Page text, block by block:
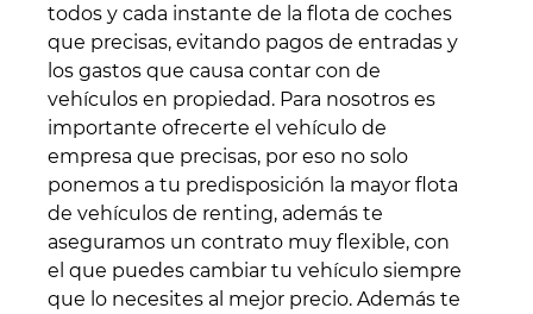
todos y cada instante de la flota de coches
que precisas, evitando pagos de entradas y
los gastos que causa contar con de
vehículos en propiedad. Para nosotros es
importante ofrecerte el vehículo de
empresa que precisas, por eso no solo
ponemos a tu predisposición la mayor flota
de vehículos de renting, además te
aseguramos un contrato muy flexible, con
el que puedes cambiar tu vehículo siempre
que lo necesites al mejor precio. Además te